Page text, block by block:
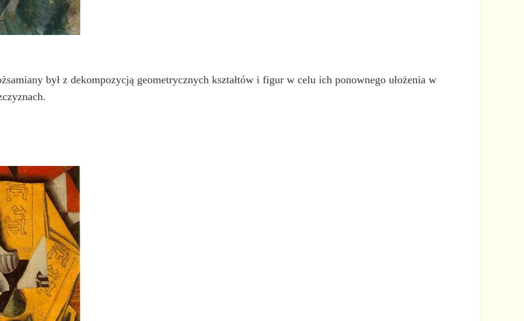
był z dekompozycją geometrycznych kształtów i figur w celu ich ponownego ułożenia w